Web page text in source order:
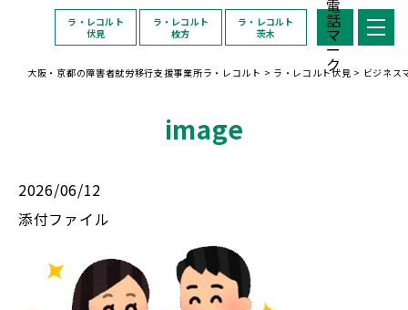
ラ・レコルト
伏見
ラ・レコルト
枚方
ラ・レコルト
茨木
大阪・京都の障害者就労移行支援事業所ラ・レコルト > ラ・レコルト伏見 > ビジネス
image
2026/06/12
添付ファイル